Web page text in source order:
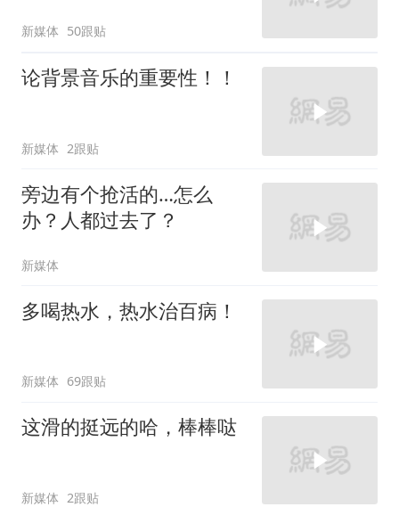
新媒体 50跟贴
论背景音乐的重要性！！
新媒体 2跟贴
旁边有个抢活的…怎么
办？人都过去了？
新媒体
多喝热水，热水治百病！
新媒体 69跟贴
这滑的挺远的哈，棒棒哒
新媒体 2跟贴